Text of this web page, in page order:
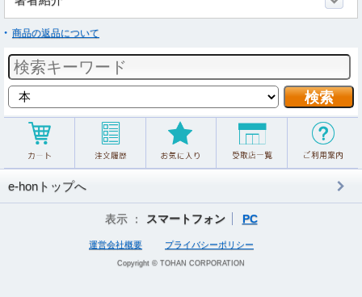
商品の返品について
e-honトップへ
表示 ： スマートフォン PC
運営会社概要 プライバシーポリシー
Copyright © TOHAN CORPORATION